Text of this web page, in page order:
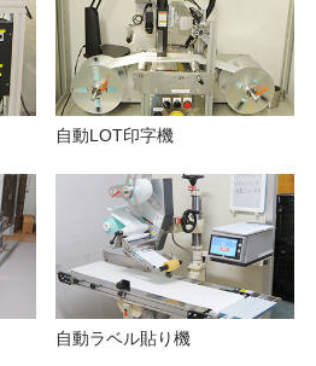
自動LOT印字機
自動ラベル貼り機